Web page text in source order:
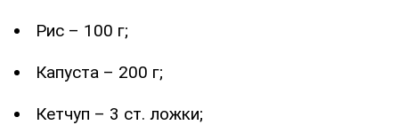
Рис – 100 г;
Капуста – 200 г;
Кетчуп – 3 ст. ложки;